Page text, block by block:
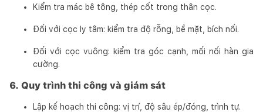
Kiểm tra mác bê tông, thép cốt trong thân cọc.
Đối với cọc ly tâm: kiểm tra độ rỗng, bề mặt, bích nối.
Đối với cọc vuông: kiểm tra góc cạnh, mối nối hàn gia
cường.
6. Quy trình thi công và giám sát
Lập kế hoạch thi công: vị trí, độ sâu ép/đóng, trình tự.